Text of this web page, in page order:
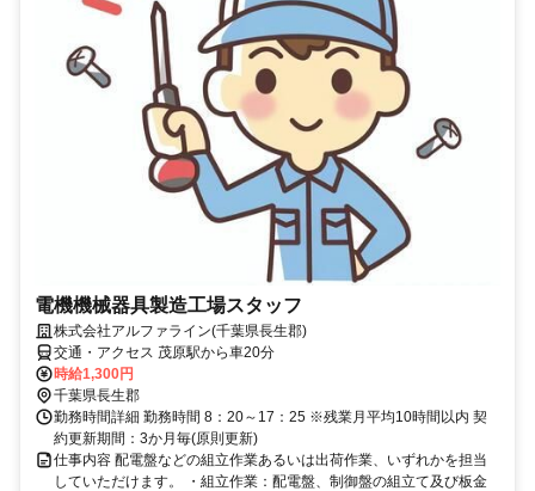
電機機械器具製造工場スタッフ
株式会社アルファライン(千葉県長生郡)
交通・アクセス 茂原駅から車20分
時給1,300円
千葉県長生郡
勤務時間詳細 勤務時間 8：20～17：25 ※残業月平均10時間以内 契
約更新期間：3か月毎(原則更新)
仕事内容 配電盤などの組立作業あるいは出荷作業、いずれかを担当
していただけます。 ・組立作業：配電盤、制御盤の組立て及び板金